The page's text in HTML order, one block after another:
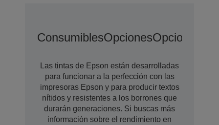
ConsumiblesOpcionesOpciones
Las tintas de Epson están desarrolladas
para funcionar a la perfección con las
impresoras Epson y para producir textos
nítidos y resistentes a los borrones que
durarán generaciones. Si buscas más
información sobre el rendimiento en